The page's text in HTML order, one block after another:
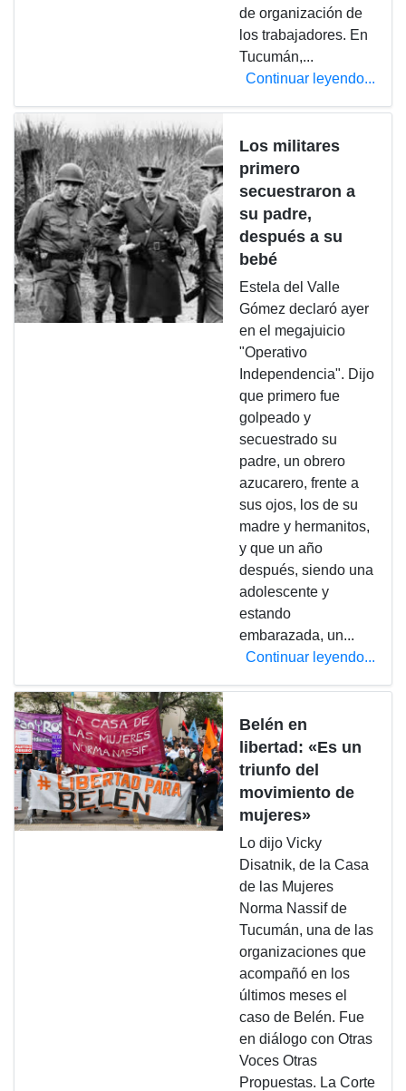
de organización de
los trabajadores. En
Tucumán,...
Continuar leyendo...
Los militares
primero
secuestraron a
su padre,
después a su
bebé
Estela del Valle
Gómez declaró ayer
en el megajuicio
"Operativo
Independencia". Dijo
que primero fue
golpeado y
secuestrado su
padre, un obrero
azucarero, frente a
sus ojos, los de su
madre y hermanitos,
y que un año
después, siendo una
adolescente y
estando
embarazada, un...
Continuar leyendo...
Belén en
libertad: «Es un
triunfo del
movimiento de
mujeres»
Lo dijo Vicky
Disatnik, de la Casa
de las Mujeres
Norma Nassif de
Tucumán, una de las
organizaciones que
acompañó en los
últimos meses el
caso de Belén. Fue
en diálogo con Otras
Voces Otras
Propuestas. La Corte